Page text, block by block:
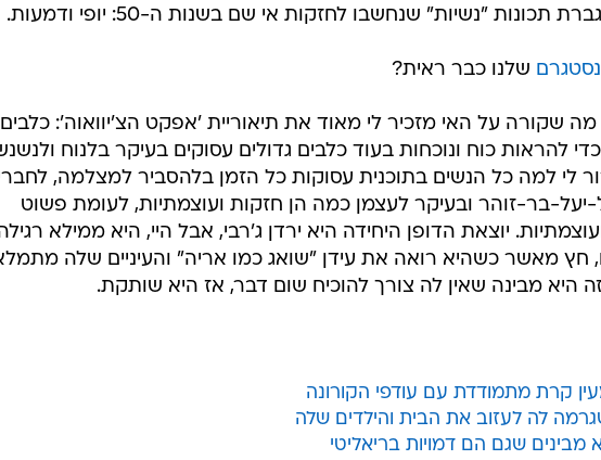
"נשיות" שנחשבו לחזקות אי שם בשנות ה-50: יופי ודמעות.
שלנו כבר ראית?
מה שקורה על האי מזכיר לי מאוד את תיאוריית 'אפקט הצ'יוואוה': כלבים
להראות כוח ונוכחות בעוד כלבים גדולים עסוקים בעיקר בלנוח
לי למה כל הנשים בתוכנית עסוקות כל הזמן בלהסביר למצלמה,
בר-זוהר ובעיקר לעצמן כמה הן חזקות ועוצמתיות, לעומת פשוט
יוצאת הדופן היחידה היא ירדן ג'רבי, אבל היי, היא ממילא
חץ מאשר כשהיא רואה את עידן "שואג כמו אריה" והעיניים שלה
היא מבינה שאין לה צורך להוכיח שום דבר, אז היא שותקת.
קרת מתמודדת עם עודפי הקורונה
לה לעזוב את הבית והילדים שלה
מבינים שגם הם דמויות בריאליטי